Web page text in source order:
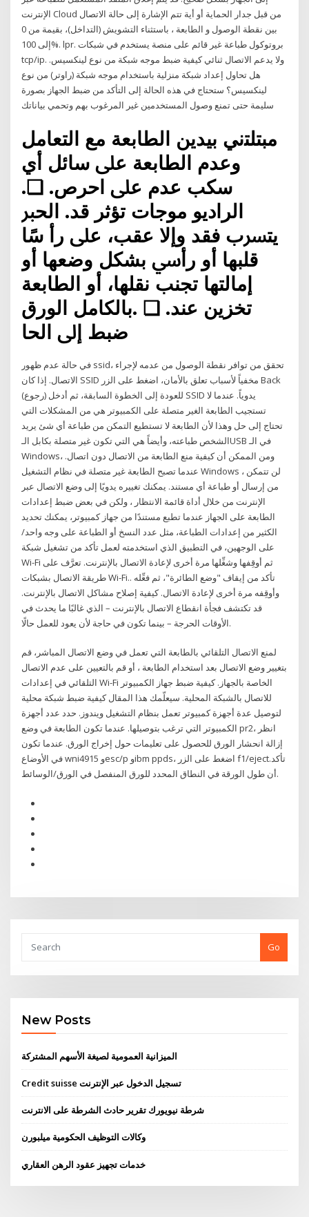
الإنترنت Cloud من قبل جدار الحماية أو أية تتم الإشارة إلى حالة الاتصال
بين نقطة الوصول و الطابعة ، باستثناء التشويش (‏التداخل)‏، بقيمة من 0
إلى 100‎%‎. lpr. بروتوكول طباعة غير قائم على منصة يستخدم في شبكات
tcp/ip. ولا يدعم الاتصال ثنائي كيفية ضبط موجه شبكة من نوع لينكسيس.
هل تحاول إعداد شبكة منزلية باستخدام موجه شبكة (راوتر) من نوع
لينكسيس؟ ستحتاج في هذه الحالة إلى التأكد من ضبط الجهاز بصورة
سليمة حتى تمنع وصول المستخدمين غير المرغوب بهم وتحمي بياناتك
ﻣﺒﺘﻠﺘني ﺑﻴﺪﻳﻦ اﻟﻄﺎﺑﻌﺔ ﻣﻊ اﻟﺘﻌﺎﻣﻞ
وﻋﺪم اﻟﻄﺎﺑﻌﺔ ﻋﲆ ﺳﺎﺋﻞ أي
ﺳﻜﺐ ﻋﺪم ﻋﲆ اﺣﺮص. ❏.
اﻟﺮادﻳﻮ ﻣﻮﺟﺎت ﺗﺆﺛﺮ ﻗﺪ. اﻟﺤﱪ
ﻳﺘﴪب ﻓﻘﺪ وإﻻ ﻋﻘﺐ، ﻋﲆ رأ ﺳًﺎ
ﻗﻠﺒﻬﺎ أو رأﳼ ﺑﺸﻜﻞ وﺿﻌﻬﺎ أو
إﻣﺎﻟﺘﻬﺎ ﺗﺠﻨﺐ ﻧﻘﻠﻬﺎ، أو اﻟﻄﺎﺑﻌﺔ
ﺗﺨﺰﻳﻦ ﻋﻨﺪ. ❏ .ﺑﺎﻟﻜﺎﻣﻞ اﻟﻮرق
ﺿﺒﻂ إﱃ اﻟﺤﺎ
في حالة عدم ظهور ssid، تحقق من توافر نقطة الوصول من عدمه لإجراء
الاتصال. إذا كان SSID مخفياً لأسباب تعلق بالأمان، اضغط على الزر Back
(رجوع) للعودة إلى الخطوة السابقة، ثم أدخل SSID يدوياً. عندما لا
تستجيب الطابعة الغير متصلة على الكمبيوتر هي من المشكلات التي
تحتاج إلى حل وهذا لأن الطابعة لا تستطيع التمكن من طباعة أي شئ يريد
الشخص طباعته، وأيضاً هي التي تكون غير متصلة بكابل الـUSB في الـ
Windows، ومن الممكن أن كيفية منع الطابعة من الاتصال دون اتصال.
عندما تصبح الطابعة غير متصلة في نظام التشغيل Windows ، لن تتمكن
من إرسال أو طباعة أي مستند. يمكنك تغييره يدويًا إلى وضع الاتصال عبر
الإنترنت من خلال أداة قائمة الانتظار ، ولكن في بعض ضبط إعدادات
الطابعة على الجهاز عندما تطبع مستندًا من جهاز كمبيوتر، يمكنك تحديد
الكثير من إعدادات الطباعة، مثل عدد النسخ أو الطباعة على وجه واحد/
على الوجهين، في التطبيق الذي استخدمته لعمل تأكد من تشغيل شبكة
Wi-Fi ثم أوقِفها وشغِّلها مرة أخرى لإعادة الاتصال بالإنترنت. تعرَّف على
طريقة الاتصال بشبكات Wi-Fi.. تأكد من إيقاف "وضع الطائرة"، ثم فعِّله
وأوقِفه مرة أخرى لإعادة الاتصال. كيفية إصلاح مشاكل الاتصال بالإنترنت.
قد تكتشف فجأة انقطاع الاتصال بالإنترنت – الذي غالبًا ما يحدث في
الأوقات الحرجة – بينما تكون في حاجة لأن يعود للعمل حالًا.
لمنع الاتصال التلقائي بالطابعة التي تعمل في وضع الاتصال المباشر، قم
بتغيير وضع الاتصال بعد استخدام الطابعة ، أو قم بالتعيين على عدم الاتصال
التلقائي في إعدادات Wi-Fi الخاصة بالجهاز. كيفية ضبط جهاز الكمبيوتر
للاتصال بالشبكة المحلية. سيعلّمك هذا المقال كيفية ضبط شبكة محلية
لتوصيل عدة أجهزة كمبيوتر تعمل بنظام التشغيل ويندوز. حدد عدد أجهزة
الكمبيوتر التي ترغب بتوصيلها. عندما تكون الطابعة في وضع pr2، انظر
إزالة انحشار الورق للحصول على تعليمات حول إخراج الورق. عندما تكون
في الأوضاع wni4915 وesc/p وibm ppds، اضغط على الزر f1/eject.تأكد
أن طول الورقة في النطاق المحدد للورق المنفصل في الورق/الوسائط.
Go
New Posts
الميزانية العمومية لصيغة الأسهم المشتركة
Credit suisse تسجيل الدخول عبر الإنترنت
شرطة نيويورك تقرير حادث الشرطة على الانترنت
وكالات التوظيف الحكومية ميلبورن
خدمات تجهيز عقود الرهن العقاري